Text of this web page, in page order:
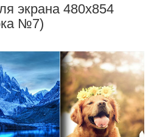
экрана 480x854
№7)